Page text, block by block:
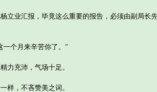
业汇报，毕竟这么重要的报告，必须由副局长
个月来辛苦你了。”
充沛，气场十足。
，不吝赞美之词。